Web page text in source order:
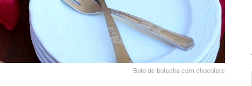
Bolo de bolacha com chocolate